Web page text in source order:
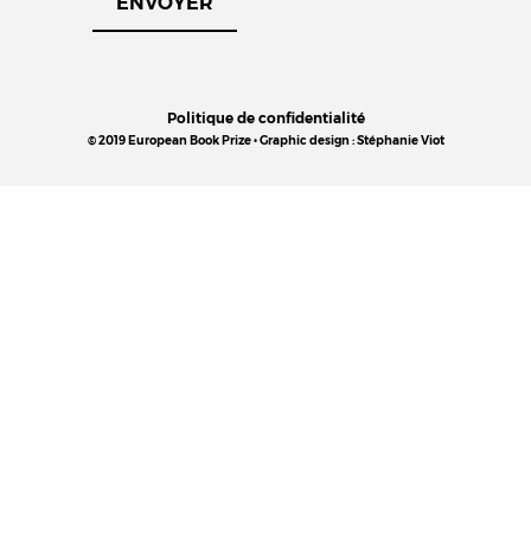
Politique de confidentialité
© 2019 European Book Prize • Graphic design : Stéphanie Viot